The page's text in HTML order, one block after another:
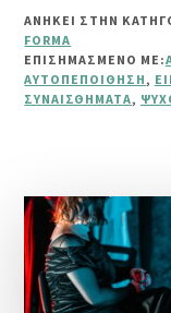
ΑΝΗΚΕΙ ΣΤΗΝ
FORMA
ΕΠΙΣΗΜΑΣΜΈΝΟ ΜΕ:
ΑΥΤΟΠΕΠΟΊΘΗΣΗ,
ΣΥΝΑΙΣΘΉΜΑΤΑ,